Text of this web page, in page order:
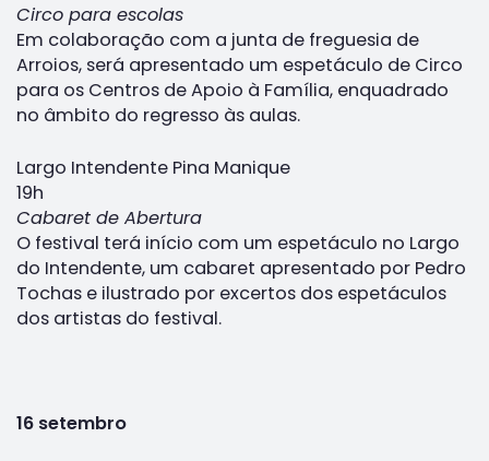
Circo para escolas
Em colaboração com a junta de freguesia de
Arroios, será apresentado um espetáculo de Circo
para os Centros de Apoio à Família, enquadrado
no âmbito do regresso às aulas.
Largo Intendente Pina Manique
19h
Cabaret de Abertura
O festival terá início com um espetáculo no Largo
do Intendente, um cabaret apresentado por Pedro
Tochas e ilustrado por excertos dos espetáculos
dos artistas do festival.
16 setembro